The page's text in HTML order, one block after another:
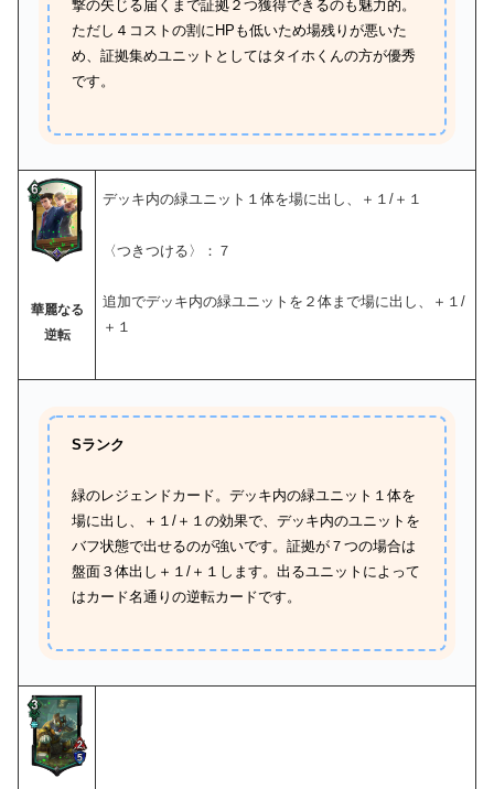
撃の矢じる届くまで証拠２つ獲得できるのも魅力的。
ただし４コストの割にHPも低いため場残りが悪いた
め、証拠集めユニットとしてはタイホくんの方が優秀
です。
華麗なる
逆転
デッキ内の緑ユニット１体を場に出し、＋１/＋１
〈つきつける〉：７
追加でデッキ内の緑ユニットを２体まで場に出し、＋１/
＋１
Sランク
緑のレジェンドカード。デッキ内の緑ユニット１体を
場に出し、＋１/＋１の効果で、デッキ内のユニットを
バフ状態で出せるのが強いです。証拠が７つの場合は
盤面３体出し＋１/＋１します。出るユニットによって
はカード名通りの逆転カードです。